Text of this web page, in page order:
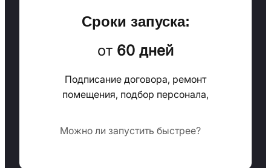
Сроки запуска:
от 60 дней
Подписание договора, ремонт
помещения, подбор персонала,
Можно ли запустить быстрее?